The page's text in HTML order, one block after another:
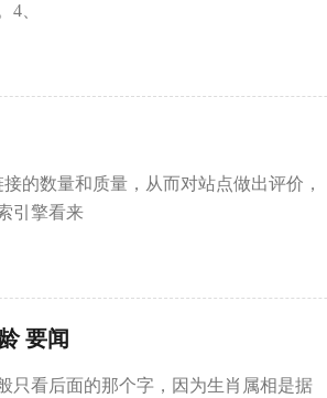
4、
的数量和质量，从而对站点做出评价，
引擎看来
要闻
只看后面的那个字，因为生肖属相是据